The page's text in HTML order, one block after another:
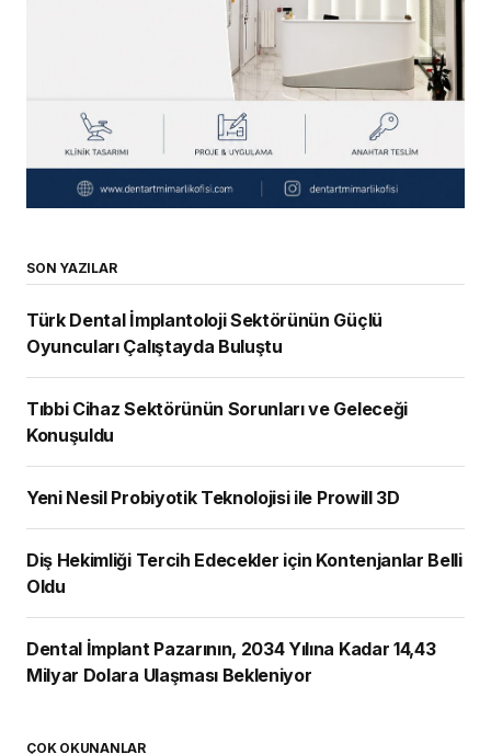
SON YAZILAR
Türk Dental İmplantoloji Sektörünün Güçlü
Oyuncuları Çalıştayda Buluştu
Tıbbi Cihaz Sektörünün Sorunları ve Geleceği
Konuşuldu
Yeni Nesil Probiyotik Teknolojisi ile Prowill 3D
Diş Hekimliği Tercih Edecekler için Kontenjanlar Belli
Oldu
Dental İmplant Pazarının, 2034 Yılına Kadar 14,43
Milyar Dolara Ulaşması Bekleniyor
ÇOK OKUNANLAR